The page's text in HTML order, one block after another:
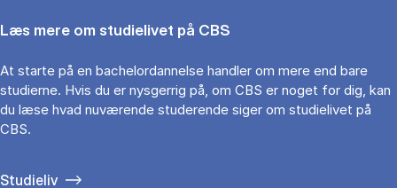
Læs mere om studielivet på CBS
At starte på en bachelordannelse handler om mere end bare
studierne. Hvis du er nysgerrig på, om CBS er noget for dig, kan
du læse hvad nuværende studerende siger om studielivet på
CBS.
Studieliv